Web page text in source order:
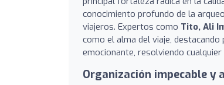
conocimiento profundo de la
viajeros. Expertos como Tito, Ali
como el alma del viaje,
emocionante, resolviendo
Organización impecable y